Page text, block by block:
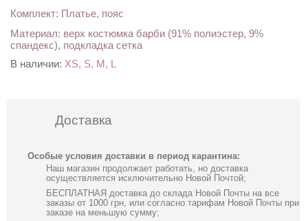
Комплект: Платье, пояс
Материал: верх костюмка барби (91% полиэстер, 9%
спандекс), подкладка сетка
В наличии: XS, S, M, L
Доставка
Особые условия доставки в период карантина:
Наш магазин продолжает работать, но доставка
осуществляется исключительно Новой Почтой;
БЕСПЛАТНАЯ доставка до склада Новой Почты на все
заказы от 1000 грн, или согласно тарифам Новой Почты при
заказе на меньшую сумму;